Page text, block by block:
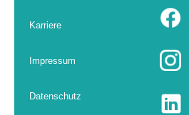
Karriere
Impressum
Datenschutz